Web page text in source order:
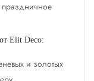
Elit Deco:
и золотых